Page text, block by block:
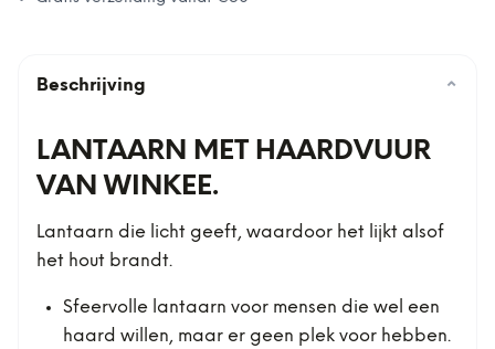
Beschrijving ⌄
LANTAARN MET HAARDVUUR
VAN WINKEE.
Lantaarn die licht geeft, waardoor het lijkt alsof
het hout brandt.
Sfeervolle lantaarn voor mensen die wel een
haard willen, maar er geen plek voor hebben.